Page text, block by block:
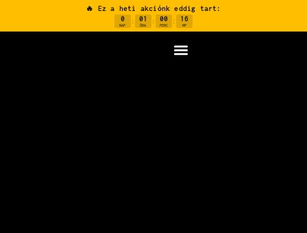
🔥 Ez a heti akciónk eddig tart:
0
NAP
: 01
ÓRA
: 00
PERC
: 15
MP